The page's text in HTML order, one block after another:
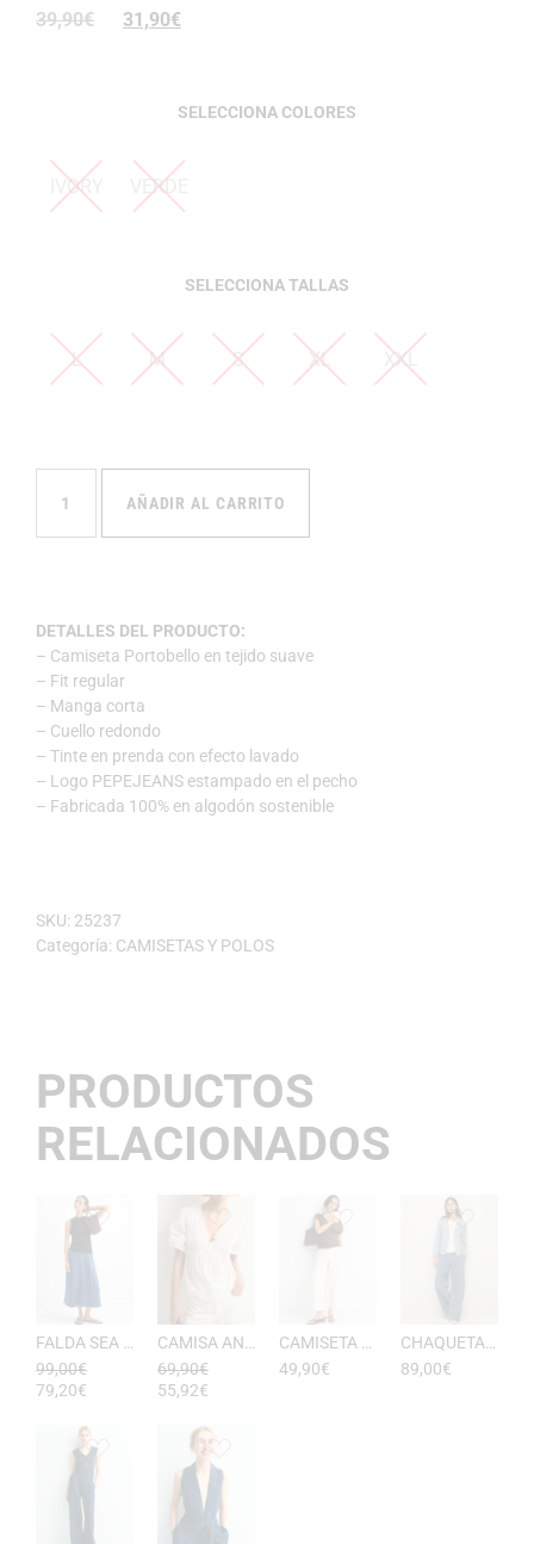
39,90€ 31,90€
COLORES
IVORY VERDE
TALLAS
L M S XL XXL
AÑADIR AL CARRITO
DETALLES DEL PRODUCTO:
– Camiseta Portobello en tejido suave
– Fit regular
– Manga corta
– Cuello redondo
– Tinte en prenda con efecto lavado
– Logo PEPEJEANS estampado en el pecho
– Fabricada 100% en algodón sostenible
SKU: 25237
Categoría: CAMISETAS Y POLOS
PRODUCTOS
RELACIONADOS
99,00€
79,20€
69,90€
55,92€
49,90€
89,00€